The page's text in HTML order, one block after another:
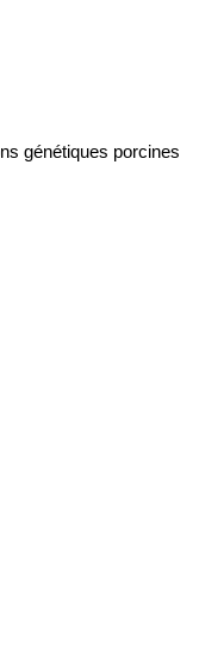
génétiques porcines